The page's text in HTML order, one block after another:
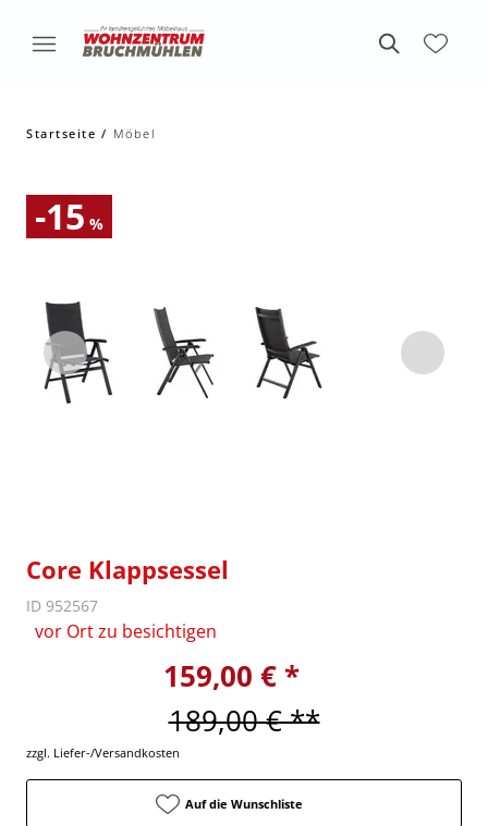
Startseite Möbel
-15 %
Core Klappsessel
ID 952567
vor Ort zu besichtigen
159,00 € *
189,00 € **
zzgl. Liefer-/Versandkosten
Auf die Wunschliste